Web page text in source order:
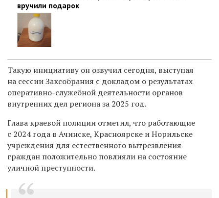
вручили подарок
Такую инициативу он озвучил сегодня, выступая
на сессии Заксобрания с докладом о результатах
оперативно-служебной деятельности органов
внутренних дел региона за 2025 год.
Глава краевой полиции отметил, что работающие
с 2024 года в Ачинске, Красноярске и Норильске
учреждения для естественного вытрезвления
граждан положительно повлияли на состояние
уличной преступности.